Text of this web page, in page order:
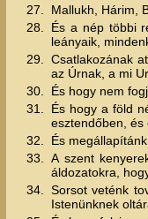
27.
Mallukh, Hárim,
28.
És a nép többi
leányaik,
29.
Csatlakozának
az Úrnak, a mi
30.
És hogy nem
31.
És hogy a föld
esztendőben, és
32.
És
33.
A szent
áldozatokra,
34.
Sorsot veténk
Istenünknek